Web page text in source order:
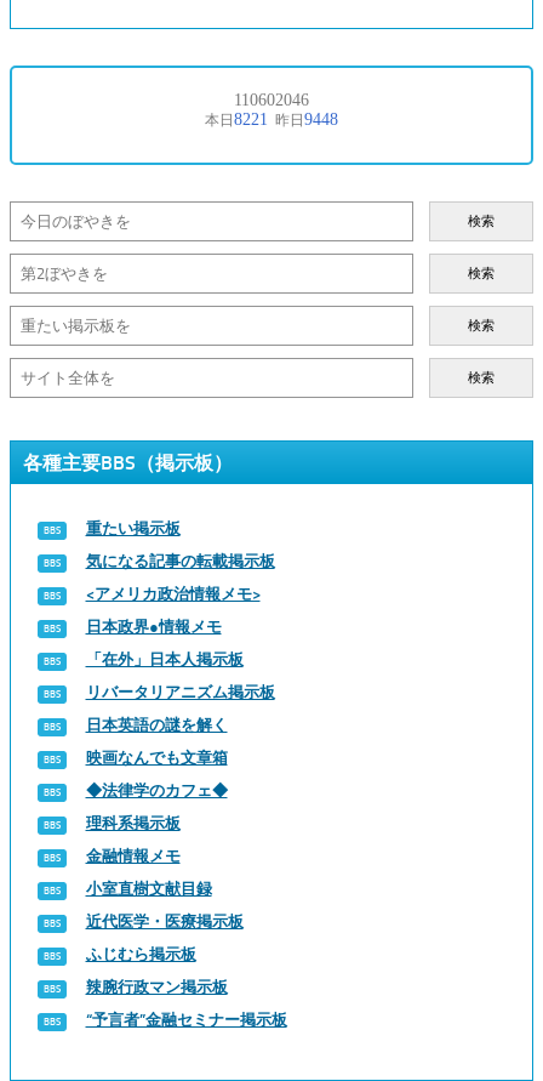
検索
検索
検索
検索
各種主要BBS（掲示板）
重たい掲示板
気になる記事の転載掲示板
<アメリカ政治情報メモ>
日本政界●情報メモ
「在外」日本人掲示板
リバータリアニズム掲示板
日本英語の謎を解く
映画なんでも文章箱
◆法律学のカフェ◆
理科系掲示板
金融情報メモ
小室直樹文献目録
近代医学・医療掲示板
ふじむら掲示板
辣腕行政マン掲示板
“予言者”金融セミナー掲示板